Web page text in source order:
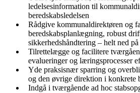
ledelsesinformation til
beredskabsledelsen
Rådgive kommunaldirektøren og
beredskabsplanlægning, robust
sikkerhedshåndtering – helt ned
Tilrettelægge og facilitere
evalueringer og læringsprocesser
Yde praksisnær sparring og
og den øvrige direktion i konkrete
Indgå i tværgående ad hoc